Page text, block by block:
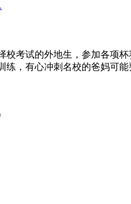
考试的外地生，参加各项杯
练，有心冲刺名校的爸妈可
12月10日）